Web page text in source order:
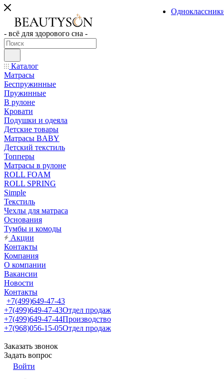
- всё для здорового сна -
Каталог
Матрасы
Беспружинные
Пружинные
В рулоне
Кровати
Подушки и одеяла
Детские товары
Матрасы BABY
Детский текстиль
Топперы
Матрасы в рулоне
ROLL FOAM
ROLL SPRING
Simple
Текстиль
Чехлы для матраса
Основания
Тумбы и комоды
Акции
Контакты
Компания
О компании
Вакансии
Новости
Контакты
+7(499)649-47-43
+7(499)649-47-43Отдел продаж
+7(499)649-47-44Производство
+7(968)056-15-05Отдел продаж
Заказать звонок
Задать вопрос
Войти